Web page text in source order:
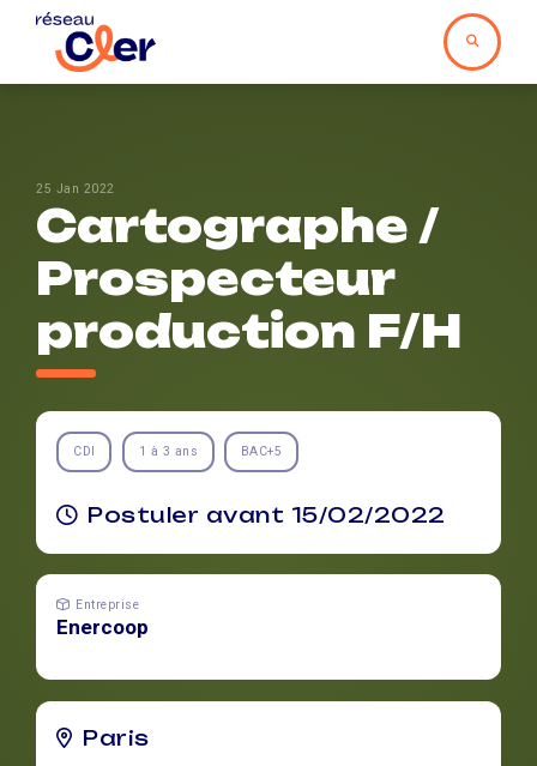
25 Jan 2022
Cartographe /
Prospecteur
production F/H
CDI 1 à 3 ans BAC+5
Postuler avant 15/02/2022
Entreprise
Enercoop
Paris